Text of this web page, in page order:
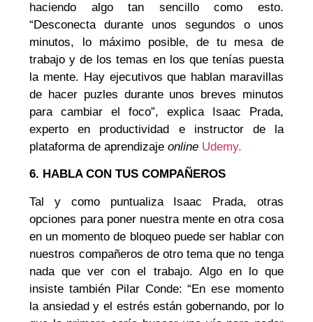
haciendo algo tan sencillo como esto.
“Desconecta durante unos segundos o unos
minutos, lo máximo posible, de tu mesa de
trabajo y de los temas en los que tenías puesta
la mente. Hay ejecutivos que hablan maravillas
de hacer puzles durante unos breves minutos
para cambiar el foco”, explica Isaac Prada,
experto en productividad e instructor de la
plataforma de aprendizajeonline Udemy.
6. HABLA CON TUS COMPAÑEROS
Tal y como puntualiza Isaac Prada, otras
opciones para poner nuestra mente en otra cosa
en un momento de bloqueo puede ser hablar con
nuestros compañeros de otro tema que no tenga
nada que ver con el trabajo. Algo en lo que
insiste también Pilar Conde: “En ese momento
la ansiedad y el estrés están gobernando, por lo